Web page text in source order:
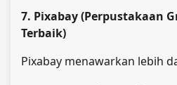
7. Pixabay (Perpustakaan
Terbaik)
Pixabay menawarkan lebih